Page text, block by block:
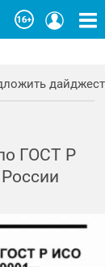
дайджест
ГОСТ Р